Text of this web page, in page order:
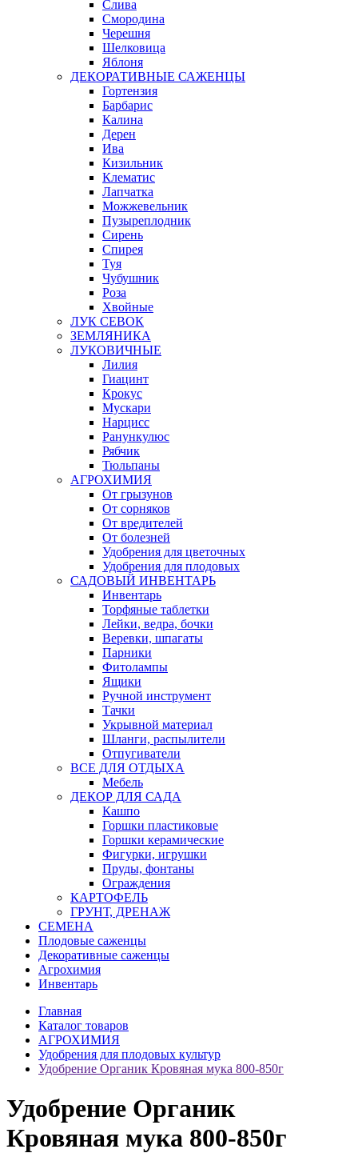
Слива
Смородина
Черешня
Шелковица
Яблоня
ДЕКОРАТИВНЫЕ САЖЕНЦЫ
Гортензия
Барбарис
Калина
Дерен
Ива
Кизильник
Клематис
Лапчатка
Можжевельник
Пузыреплодник
Сирень
Спирея
Туя
Чубушник
Роза
Хвойные
ЛУК СЕВОК
ЗЕМЛЯНИКА
ЛУКОВИЧНЫЕ
Лилия
Гиацинт
Крокус
Мускари
Нарцисс
Ранункулюс
Рябчик
Тюльпаны
АГРОХИМИЯ
От грызунов
От сорняков
От вредителей
От болезней
Удобрения для цветочных
Удобрения для плодовых
САДОВЫЙ ИНВЕНТАРЬ
Инвентарь
Торфяные таблетки
Лейки, ведра, бочки
Веревки, шпагаты
Парники
Фитолампы
Ящики
Ручной инструмент
Тачки
Укрывной материал
Шланги, распылители
Отпугиватели
ВСЕ ДЛЯ ОТДЫХА
Мебель
ДЕКОР ДЛЯ САДА
Кашпо
Горшки пластиковые
Горшки керамические
Фигурки, игрушки
Пруды, фонтаны
Ограждения
КАРТОФЕЛЬ
ГРУНТ, ДРЕНАЖ
СЕМЕНА
Плодовые саженцы
Декоративные саженцы
Агрохимия
Инвентарь
Главная
Каталог товаров
АГРОХИМИЯ
Удобрения для плодовых культур
Удобрение Органик Кровяная мука 800-850г
Удобрение Органик
Кровяная мука 800-850г